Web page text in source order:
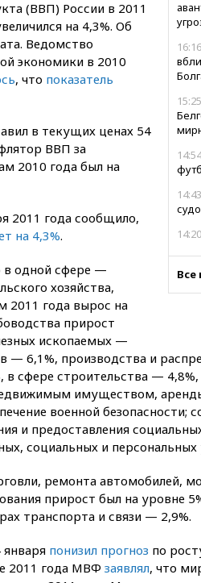
16:16
15:25
14:54
14:43
14:20
13:37
12:27
11:47
11:07
09:55
Все
(ВВП) России в 2011
на 4,3%. Об
Ведомство
экономики в 2010
, что показатель
в текущих ценах 54
ВВП за
2010 года был на
2011 года сообщило,
на 4,3%.
в одной сфере —
хозяйства,
2011 года вырос на
прирост
ископаемых —
6,1%, производства и
в сфере строительства —
имуществом,
военной безопасности;
и предоставления
социальных и персональных
ремонта автомобилей,
прирост был на уровне
транспорта и связи — 2,9%.
понизил прогноз по
2011 года МВФ заявлял, что